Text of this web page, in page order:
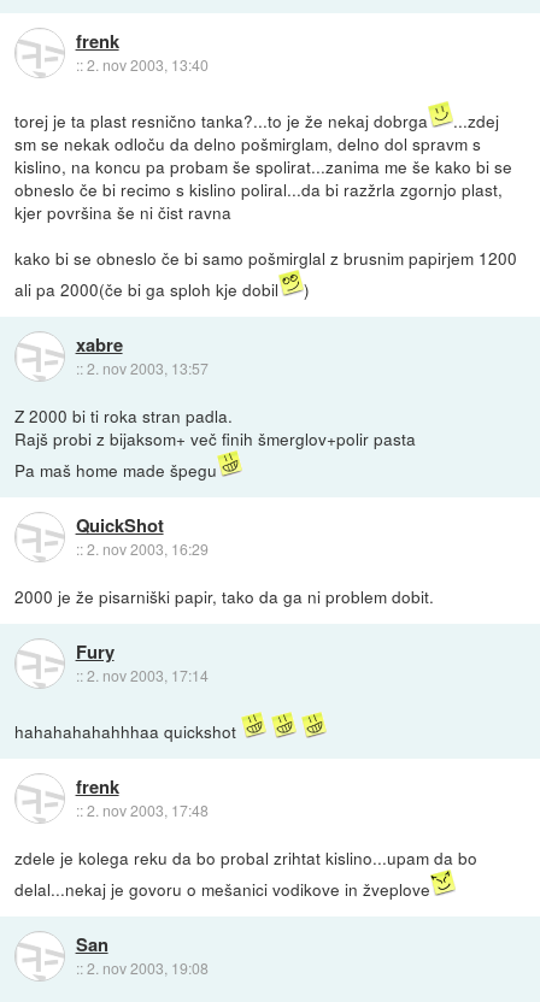
frenk
::2. nov 2003, 13:40
torej je ta plast resnično tanka?...to je že nekaj dobrga
...zdej
sm se nekak odloču da delno pošmirglam, delno dol spravm s
kislino, na koncu pa probam še spolirat...zanima me še kako bi se
obneslo če bi recimo s kislino poliral...da bi razžrla zgornjo plast,
kjer površina še ni čist ravna
kako bi se obneslo če bi samo pošmirglal z brusnim papirjem 1200
ali pa 2000(če bi ga sploh kje dobil
)
xabre
::2. nov 2003, 13:57
Z 2000 bi ti roka stran padla.
Rajš probi z bijaksom+ več finih šmerglov+polir pasta
Pa maš home made špegu
QuickShot
::2. nov 2003, 16:29
2000 je že pisarniški papir, tako da ga ni problem dobit.
Fury
::2. nov 2003, 17:14
hahahahahahhhaa quickshot
frenk
::2. nov 2003, 17:48
zdele je kolega reku da bo probal zrihtat kislino...upam da bo
delal...nekaj je govoru o mešanici vodikove in žveplove
San
::2. nov 2003, 19:08